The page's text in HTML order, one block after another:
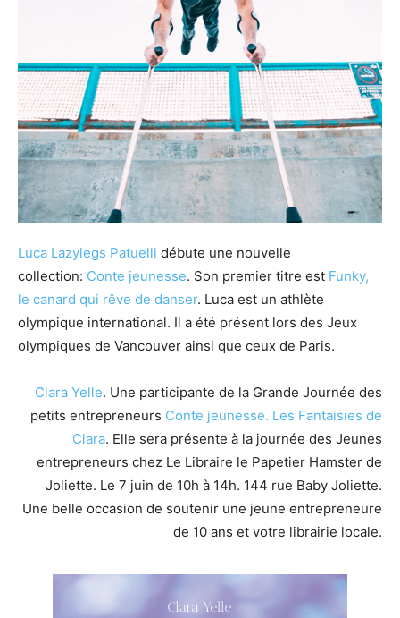
Luca Lazylegs Patuelli débute une nouvelle
collection: Conte jeunesse. Son premier titre est Funky,
le canard qui rêve de danser. Luca est un athlète
olympique international. Il a été présent lors des Jeux
olympiques de Vancouver ainsi que ceux de Paris.
Clara Yelle. Une participante de la Grande Journée des
petits entrepreneurs Conte jeunesse. Les Fantaisies de
Clara. Elle sera présente à la journée des Jeunes
entrepreneurs chez Le Libraire le Papetier Hamster de
Joliette. Le 7 juin de 10h à 14h. 144 rue Baby Joliette.
Une belle occasion de soutenir une jeune entrepreneure
de 10 ans et votre librairie locale.